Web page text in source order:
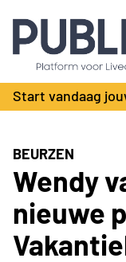
Industry
Vacatures
Kalender
Producten
Bedrijvengids
Locatie Finder
Contact
Over ons
Adverteren
Start vandaag
BEURZEN
Wendy
nieuwe